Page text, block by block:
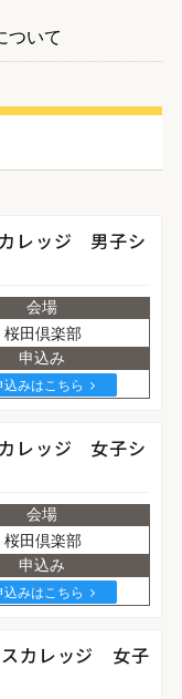
いて
レッジ 男子シ
会場
桜田倶楽部
申込み
込みはこちら
レッジ 女子シ
会場
桜田倶楽部
申込み
込みはこちら
カレッジ 女子